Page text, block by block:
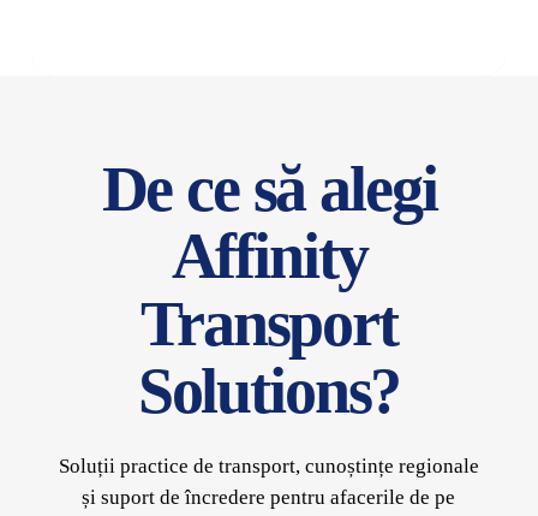
De ce să alegi
Affinity
Transport
Solutions?
Soluții practice de transport, cunoștințe regionale
și suport de încredere pentru afacerile de pe